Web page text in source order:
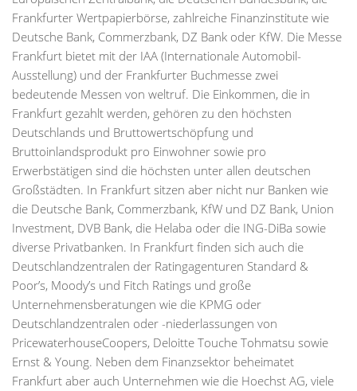
Frankfurter Wertpapierbörse, zahlreiche Finanzinstitute wie
Deutsche Bank, Commerzbank, DZ Bank oder KfW. Die Messe
Frankfurt bietet mit der IAA (Internationale Automobil-
Ausstellung) und der Frankfurter Buchmesse zwei
bedeutende Messen von weltruf. Die Einkommen, die in
Frankfurt gezahlt werden, gehören zu den höchsten
Deutschlands und Bruttowertschöpfung und
Bruttoinlandsprodukt pro Einwohner sowie pro
Erwerbstätigen sind die höchsten unter allen deutschen
Großstädten. In Frankfurt sitzen aber nicht nur Banken wie
die Deutsche Bank, Commerzbank, KfW und DZ Bank, Union
Investment, DVB Bank, die Helaba oder die ING-DiBa sowie
diverse Privatbanken. In Frankfurt finden sich auch die
Deutschlandzentralen der Ratingagenturen Standard &
Poor’s, Moody’s und Fitch Ratings und große
Unternehmensberatungen wie die KPMG oder
Deutschlandzentralen oder -niederlassungen von
PricewaterhouseCoopers, Deloitte Touche Tohmatsu sowie
Ernst & Young. Neben dem Finanzsektor beheimatet
Frankfurt aber auch Unternehmen wie die Hoechst AG, viele